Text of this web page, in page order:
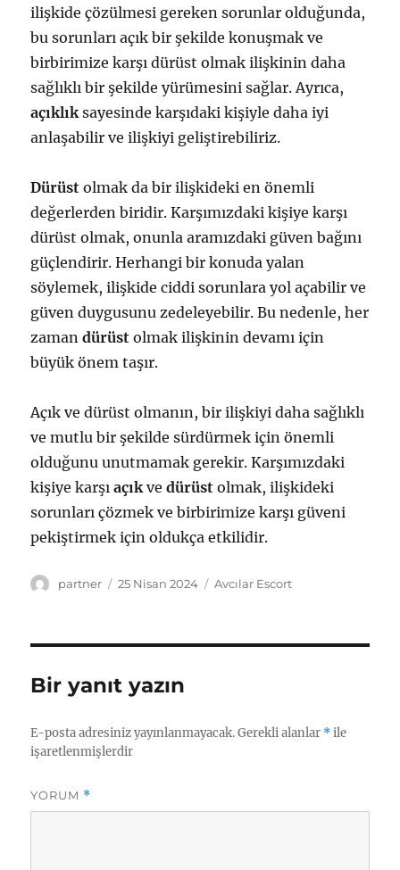
ilişkide çözülmesi gereken sorunlar olduğunda,
bu sorunları açık bir şekilde konuşmak ve
birbirimize karşı dürüst olmak ilişkinin daha
sağlıklı bir şekilde yürümesini sağlar. Ayrıca,
açıklıksayesinde karşıdaki kişiyle daha iyi
anlaşabilir ve ilişkiyi geliştirebiliriz.
Dürüst olmak da bir ilişkideki en önemli
değerlerden biridir. Karşımızdaki kişiye karşı
dürüst olmak, onunla aramızdaki güven bağını
güçlendirir. Herhangi bir konuda yalan
söylemek, ilişkide ciddi sorunlara yol açabilir ve
güven duygusunu zedeleyebilir. Bu nedenle, her
zamandürüst olmak ilişkinin devamı için
büyük önem taşır.
Açık ve dürüst olmanın, bir ilişkiyi daha sağlıklı
ve mutlu bir şekilde sürdürmek için önemli
olduğunu unutmamak gerekir. Karşımızdaki
kişiye karşıaçıkvedürüst olmak, ilişkideki
sorunları çözmek ve birbirimize karşı güveni
pekiştirmek için oldukça etkilidir.
Yazar
partner
Yayın
25 Nisan 2024 Kategoriler
Avcılar Escort
Bir yanıt yazın
E-posta adresiniz yayınlanmayacak. Gerekli alanlar *ile
işaretlenmişlerdir
YORUM *